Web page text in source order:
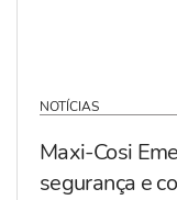
NOTÍCIAS
Maxi-Cosi
segurança e